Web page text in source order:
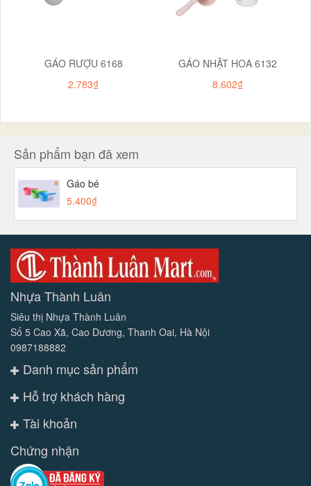
GÁO RƯỢU 6168
2.783₫
GÁO NHẬT HOA 6132
8.602₫
Sản phẩm bạn đã xem
Gáo bé
5.400₫
Nhựa Thành Luân
Siêu thị Nhựa Thành Luân
Số 5 Cao Xã, Cao Dương, Thanh Oai, Hà Nội
0987188882
Danh mục sản phẩm
Hỗ trợ khách hàng
Tài khoản
Chứng nhận